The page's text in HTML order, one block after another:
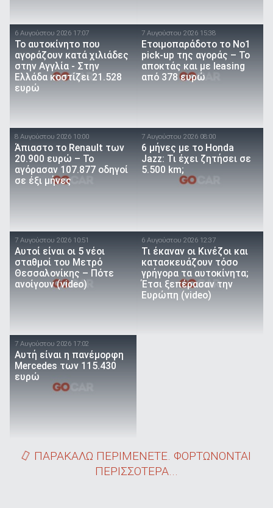
6 Αυγούστου 2026 17:07
To αυτοκίνητο που
αγοράζουν κατά χιλιάδες
στην Αγγλία - Στην
Ελλάδα κοστίζει 21.528
ευρώ
7 Αυγούστου 2026 15:38
Ετοιμοπαράδοτο το Νο1
pick-up της αγοράς – Το
αποκτάς και με leasing
από 378 ευρώ
8 Αυγούστου 2026 10:00
Άπιαστο το Renault των
20.900 ευρώ – Το
αγόρασαν 107.877 οδηγοί
σε έξι μήνες
7 Αυγούστου 2026 08:00
6 μήνες με το Honda
Jazz: Τι έχει ζητήσει σε
5.500 km;
7 Αυγούστου 2026 10:51
Αυτοί είναι οι 5 νέοι
σταθμοί του Μετρό
Θεσσαλονίκης – Πότε
ανοίγουν (video)
6 Αυγούστου 2026 12:37
Τι έκαναν οι Κινέζοι και
κατασκευάζουν τόσο
γρήγορα τα αυτοκίνητα;
Έτσι ξεπέρασαν την
Ευρώπη (video)
7 Αυγούστου 2026 17:02
Αυτή είναι η πανέμορφη
Mercedes των 115.430
ευρώ
ΠΑΡΑΚΑΛΩ ΠΕΡΙΜΕΝΕΤΕ. ΦΟΡΤΩΝΟΝΤΑΙ
ΠΕΡΙΣΣΟΤΕΡΑ...